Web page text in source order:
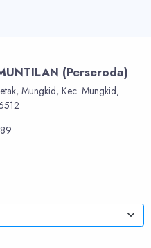
(Perseroda)
Mungkid, Kec. Mungkid,